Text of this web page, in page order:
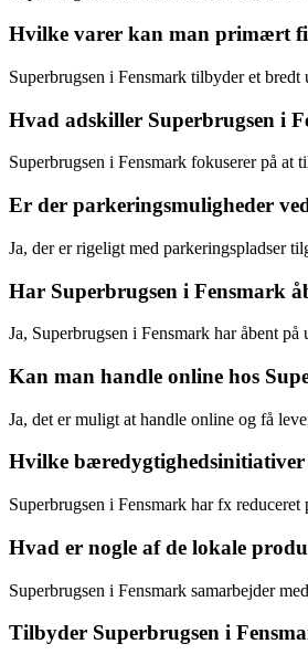
Hvilke varer kan man primært
Superbrugsen i Fensmark tilbyder et
Hvad adskiller Superbrugsen i
Superbrugsen i Fensmark fokuserer på at
Er der parkeringsmuligheder
Ja, der er rigeligt med parkeringspladser
Har Superbrugsen i Fensmark
Ja, Superbrugsen i Fensmark har åbent
Kan man handle online hos
Ja, det er muligt at handle online og få
Hvilke bæredygtighedsinitiativer
Superbrugsen i Fensmark har fx
Hvad er nogle af de lokale
Superbrugsen i Fensmark samarbejder
Tilbyder Superbrugsen i